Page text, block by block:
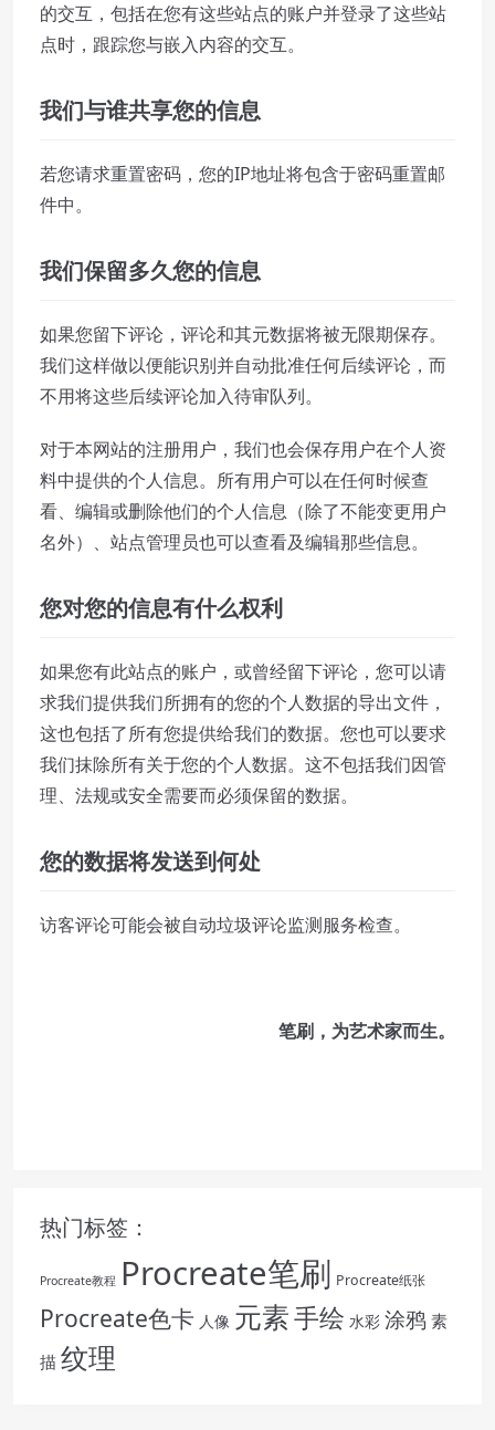
的交互，包括在您有这些站点的账户并登录了这些站
点时，跟踪您与嵌入内容的交互。
我们与谁共享您的信息
若您请求重置密码，您的IP地址将包含于密码重置邮
件中。
我们保留多久您的信息
如果您留下评论，评论和其元数据将被无限期保存。
我们这样做以便能识别并自动批准任何后续评论，而
不用将这些后续评论加入待审队列。
对于本网站的注册用户，我们也会保存用户在个人资
料中提供的个人信息。所有用户可以在任何时候查
看、编辑或删除他们的个人信息（除了不能变更用户
名外）、站点管理员也可以查看及编辑那些信息。
您对您的信息有什么权利
如果您有此站点的账户，或曾经留下评论，您可以请
求我们提供我们所拥有的您的个人数据的导出文件，
这也包括了所有您提供给我们的数据。您也可以要求
我们抹除所有关于您的个人数据。这不包括我们因管
理、法规或安全需要而必须保留的数据。
您的数据将发送到何处
访客评论可能会被自动垃圾评论监测服务检查。
笔刷，为艺术家而生。
热门标签：
Procreate教程 Procreate笔刷 Procreate纸张
Procreate色卡 人像 元素手绘 水彩 涂鸦 素
描 纹理